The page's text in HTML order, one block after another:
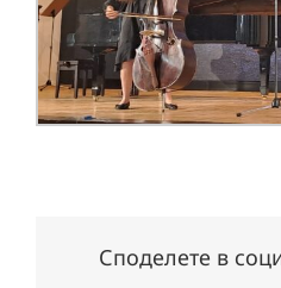
Споделете в